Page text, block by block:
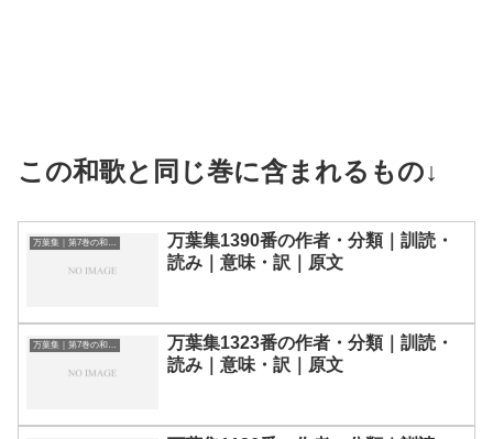
この和歌と同じ巻に含まれるもの↓
万葉集1390番の作者・分類｜訓読・
読み｜意味・訳｜原文
万葉集｜第7巻の和歌一覧
万葉集1323番の作者・分類｜訓読・
読み｜意味・訳｜原文